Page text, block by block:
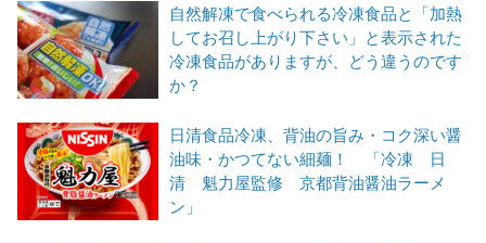
自然解凍で食べられる冷凍食品と「加熱
してお召し上がり下さい」と表示された
冷凍食品がありますが、どう違うのです
か？
日清食品冷凍、背油の旨み・コク深い醤
油味・かつてない細麺！ 「冷凍 日
清 魁力屋監修 京都背油醤油ラーメ
ン」